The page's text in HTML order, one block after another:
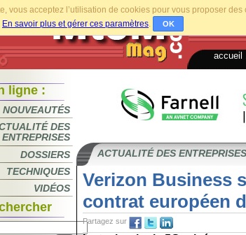
vous acceptez l’utilisation de cookies pour vous proposer des
En savoir plus et gérer ces paramètres. OK
accueil
ligne :
NOUVEAUTÉS
DES
ENTREPRISES
DOSSIERS
TECHNIQUES
VIDÉOS
ACTUALITÉ DES ENTREPRISES
Verizon Business
contrat européen
Partagez sur